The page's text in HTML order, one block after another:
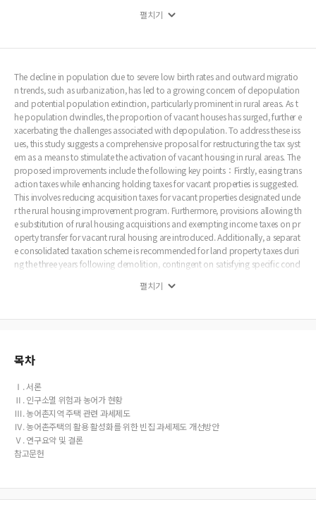
을 제공해야 한다. 본 연구의 결과는 빈집 활성화 관점에서 조세체계를 정비하는 근거로
역 거주 빈집 소유자가 빈집 개량 등을 통해 거주하도록 유인할 수 있는 근거를 제공한
펼치기
The decline in population due to severe low birth rates and outward migratio
n trends, such as urbanization, has led to a growing concern of depopulation
and potential population extinction, particularly prominent in rural areas. As t
he population dwindles, the proportion of vacant houses has surged, further e
xacerbating the challenges associated with depopulation. To address these iss
ues, this study suggests a comprehensive proposal for restructuring the tax syst
em as a means to stimulate the activation of vacant housing in rural areas. The
proposed improvements include the following key points：Firstly, easing trans
action taxes while enhancing holding taxes for vacant properties is suggested.
This involves reducing acquisition taxes for vacant properties designated unde
r the rural housing improvement program. Furthermore, provisions allowing th
e substitution of rural housing acquisitions and exempting income taxes on pr
operty transfer for vacant rural housing are introduced. Additionally, a separat
e consolidated taxation scheme is recommended for land property taxes duri
ng the three years following demolition, contingent on satisfying specific cond
mprehensive consolidated land property taxes are applied in tandem. Second
current valuation thresholds of rural housing in line with market realities and ex
ucing a comprehensive framework for secondary properties, particularly vacat
ile downsizing properties subject to excessive taxation on acquisition and pro
perty ownership, can serve as an effective incentive for population influx into r
ural regions. The results of this study provide a foundation for reevaluating the
tax structure from the perspective of promoting vacant housing activation.
펼치기
목차
Ⅰ. 서론
Ⅱ. 인구소멸 위험과 농어가 현황
Ⅲ. 농어촌지역 주택 관련 과세제도
Ⅳ. 농어촌주택의 활용 활성화를 위한 빈집 과세제도 개선방안
Ⅴ. 연구요약 및 결론
참고문헌